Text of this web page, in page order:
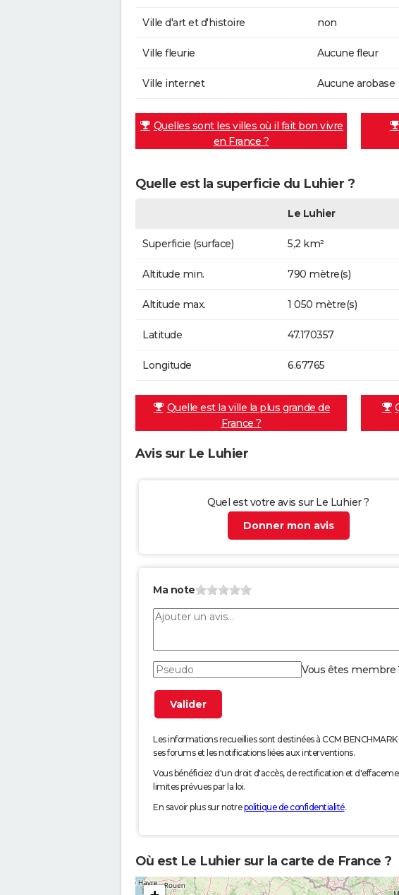
Ville d'art et d'histoire non
Ville fleurie Aucune fleur
Ville internet Aucune arobase
Quelles sont les villes où il fait bon vivre
en France ?
Quelle est la superficie du Luhier ?
Le Luhier
Superficie (surface) 5,2 km²
Altitude min. 790 mètre(s)
Altitude max. 1 050 mètre(s)
Latitude 47.170357
Longitude 6.67765
Quelle est la ville la plus grande de
France ?
Avis sur Le Luhier
Quel est votre avis sur Le Luhier ?
Donner mon avis
Ma note
Vous êtes membre
Les informations recueillies sont destinées à CCM
ses forums et les notifications liées aux interventions.
Vous bénéficiez d'un droit d'accès, de rectification et
limites prévues par la loi.
En savoir plus sur notrepolitique de confidentialité.
Où est Le Luhier sur la carte de France ?